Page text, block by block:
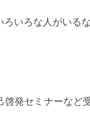
いろな人がいる
発セミナーな